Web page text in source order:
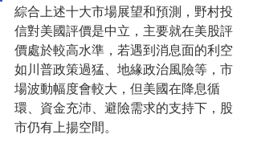
綜合上述十大市場展望和預測，野村投
信對美國評價是中立，主要就在美股評
價處於較高水準，若遇到消息面的利空
如川普政策過猛、地緣政治風險等，市
場波動幅度會較大，但美國在降息循
環、資金充沛、避險需求的支持下，股
市仍有上揚空間。